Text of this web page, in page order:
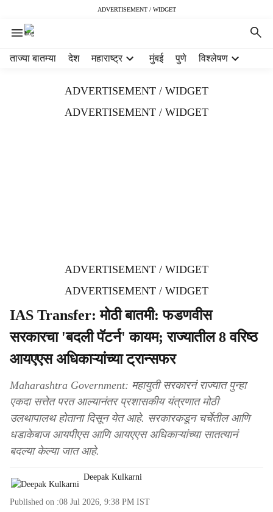
ADVERTISEMENT / WIDGET
ताज्या बातम्या देश महाराष्ट्र मुंबई पुणे विश्लेषण
ADVERTISEMENT / WIDGET
ADVERTISEMENT / WIDGET
ADVERTISEMENT / WIDGET
ADVERTISEMENT / WIDGET
IAS Transfer: मोठी बातमी: फडणवीस
सरकारचा 'बदली पॅटर्न' कायम; राज्यातील 8 वरिष्ठ
आयएएस अधिकाऱ्यांच्या ट्रान्सफर
Maharashtra Government: महायुती सरकारनं राज्यात पुन्हा
एकदा सत्तेत परत आल्यानंतर प्रशासकीय यंत्रणात मोठी
उलथापालथ होताना दिसून येत आहे. सरकारकडून चर्चेतील आणि
धडाकेबाज आयपीएस आणि आयएएस अधिकाऱ्यांच्या सातत्यानं
बदल्या केल्या जात आहे.
Deepak Kulkarni
Published on :08 Jul 2026, 9:38 PM IST